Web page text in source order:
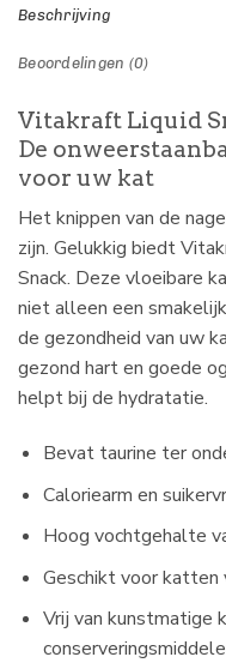
Beschrijving
Beoordelingen (0)
Vitakraft Liquid
De
voor uw kat
Het knippen van de
zijn. Gelukkig biedt
Snack. Deze vloeibare
niet alleen een
de gezondheid van uw
gezond hart en goede
helpt bij de hydratatie.
Bevat taurine ter
Caloriearm en
Hoog vochtgehalte
Geschikt voor katten
Vrij van kunstmatige